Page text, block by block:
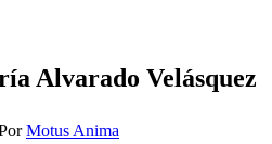
Alvarado Velásquez
Motus Anima